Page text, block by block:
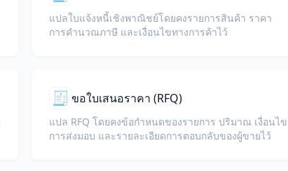
แปลใบแจ้งหนี้เชิงพาณิชย์โดยคงรายการสินค้า ราคา
การคำนวณภาษี และเงื่อนไขทางการค้าไว้
🧾 ขอใบเสนอราคา (RFQ)
แปล RFQ โดยคงข้อกำหนดของรายการ ปริมาณ เงื่อนไข
การส่งมอบ และรายละเอียดการตอบกลับของผู้ขายไว้